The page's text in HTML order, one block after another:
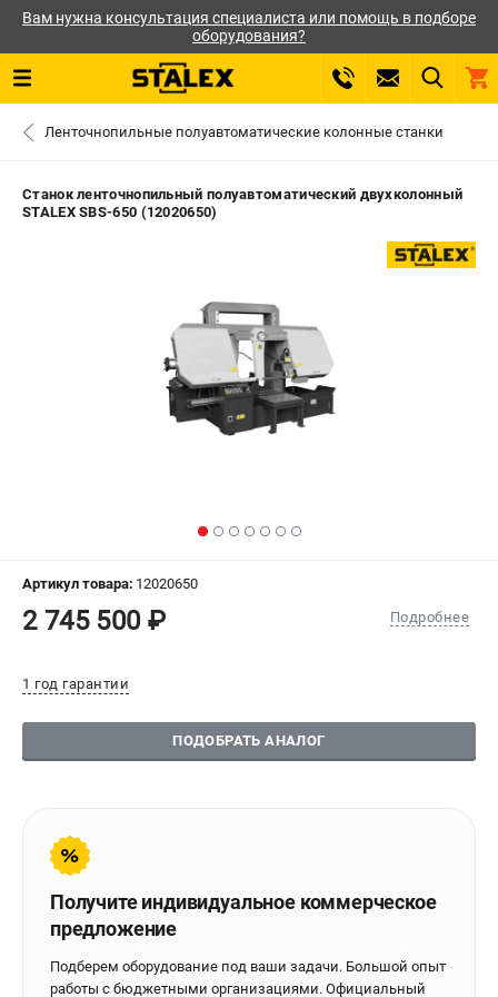
Вам нужна консультация специалиста или помощь в подборе
оборудования?
СЕРВИС
МАГАЗИНЫ
ИЗБРАННОЕ ( 0 )
ВХОД ИЛИ РЕГИСТРАЦИЯ
ЗАКАЗАТЬ ЗАПЧАСТЬ
0 ₽
Политика обработки персональных данных
ИНФОРМАЦИЯ
О компании
О бренде
Юридическим лицам
Ленточнопильные полуавтоматические колонные станки
Станок ленточнопильный полуавтоматический двухколонный
STALEX SBS-650 (12020650)
Артикул товара: 12020650
2 745 500 ₽ Подробнее
1 год гарантии
ПОДОБРАТЬ АНАЛОГ
Получите индивидуальное коммерческое
предложение
Подберем оборудование под ваши задачи. Большой опыт
работы с бюджетными организациями. Официальный